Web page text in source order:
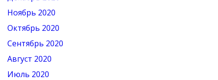
Ноябрь 2020
Октябрь 2020
Сентябрь 2020
Август 2020
Июль 2020